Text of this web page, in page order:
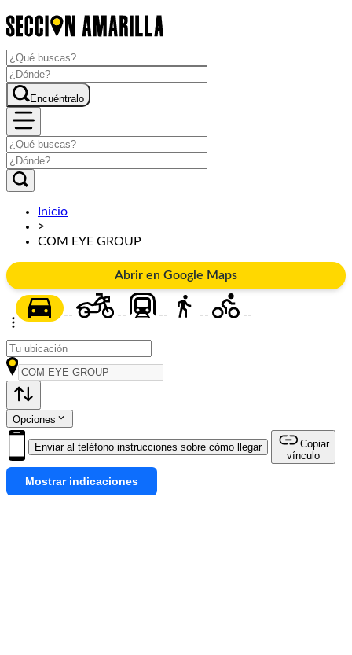
Encuéntralo
Inicio
>
COM EYE GROUP
Abrir en Google Maps
-- -- -- -- --
Opciones
Enviar al teléfono instrucciones sobre cómo llegar
Copiar
vínculo
Mostrar indicaciones